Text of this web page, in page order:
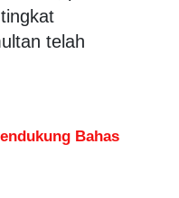
telah
Bahas